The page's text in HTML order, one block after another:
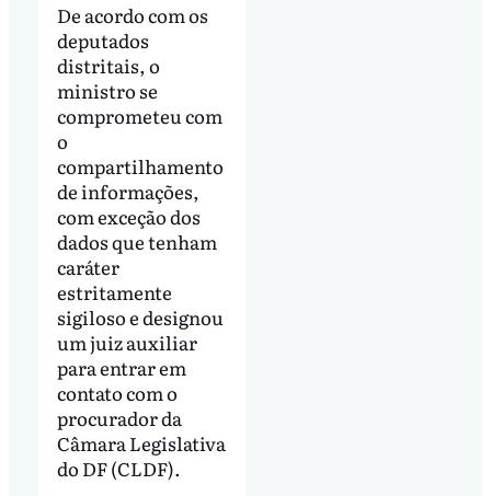
De acordo com os
deputados
distritais, o
ministro se
comprometeu com
o
compartilhamento
de informações,
com exceção dos
dados que tenham
caráter
estritamente
sigiloso e designou
um juiz auxiliar
para entrar em
contato com o
procurador da
Câmara Legislativa
do DF (CLDF).